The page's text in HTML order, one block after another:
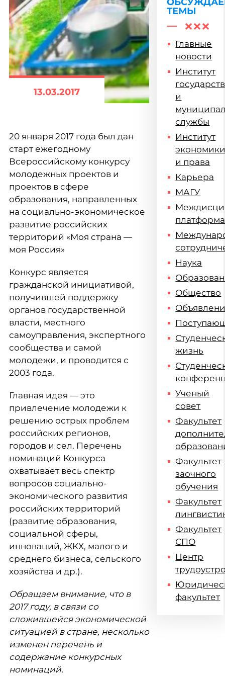
13.03.2017
20 января 2017 года был дан
старт ежегодному
Всероссийскому конкурсу
молодежных проектов и
проектов в сфере
образования, направленных
на социально-экономическое
развитие российских
территорий «Моя страна —
моя Россия»
Конкурс является
гражданской инициативой,
получившей поддержку
органов государственной
власти, местного
самоуправления, экспертного
сообщества и самой
молодежи, и проводится с
2003 года.
Главная идея — это
привлечение молодежи к
решению острых проблем
российских регионов,
городов и сел. Перечень
номинаций Конкурса
охватывает весь спектр
вопросов социально-
экономического развития
российских территорий
(развитие образования,
социальной сферы,
инноваций, ЖКХ, малого и
среднего бизнеса, сельского
хозяйства и др.).
Обращаем внимание, что в
2017 году, в связи со
сложившейся экономической
ситуацией в стране, несколько
изменен перечень и
содержание конкурсных
номинаций.
ТЕМЫ
Главные
новости
Институт
и
службы
Институт
и права
Карьера
МАГУ
платформа
Наука
Общество
жизнь
Ученый
совет
Факультет
Факультет
заочного
обучения
Факультет
Факультет
СПО
Центр
факультет